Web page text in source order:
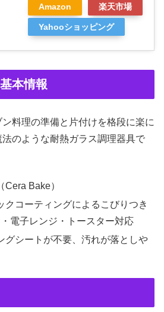
Amazon 楽天市場
Yahooショッピング
本情報
料理の準備と片付けを格段に楽に
のような耐熱ガラス調理器具で
Cera Bake）
クコーティングによるこびりつき
電子レンジ・トースター対応
グシートが不要、汚れが落としや